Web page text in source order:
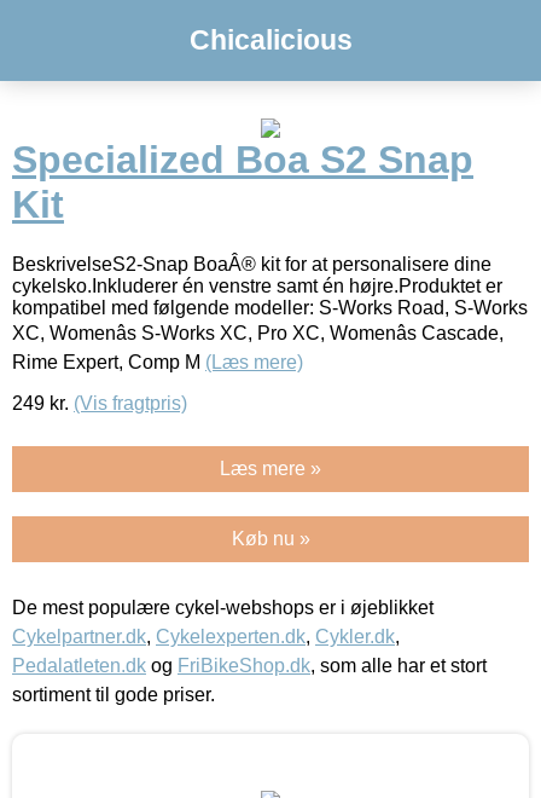
Chicalicious
Specialized Boa S2 Snap
Kit
BeskrivelseS2-Snap BoaÂ® kit for at personalisere dine
cykelsko.Inkluderer én venstre samt én højre.Produktet er
kompatibel med følgende modeller: S-Works Road, S-Works
XC, Womenâs S-Works XC, Pro XC, Womenâs Cascade,
Rime Expert, Comp M (Læs mere)
249 kr. (Vis fragtpris)
Læs mere »
Køb nu »
De mest populære cykel-webshops er i øjeblikket
Cykelpartner.dk, Cykelexperten.dk, Cykler.dk,
Pedalatleten.dk og FriBikeShop.dk, som alle har et stort
sortiment til gode priser.